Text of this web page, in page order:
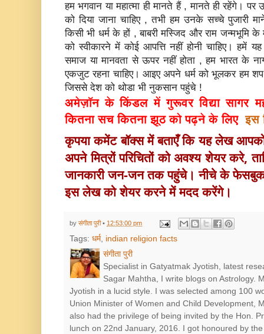
हम भगवान या महात्‍मा ही मानते हैं , मानते ही रहेंगे।
को दिया जाना चाहिए , तभी हम उनके सच्‍चे पुजारी
किसी भी धर्म के हों ,बाबरी मस्जिद और राम जन्‍मभूमि के
को स्‍वीकारने में कोई आपत्ति नहीं होनी चाहिए।हमें यह
समाज या मानवता से ऊपर नहीं होता ,हम भारत के
एकजुट रहना चाहिए। आइए अपने धर्म को भूलकर हम
जिससे देश को थोडा भी नुकसान पहुंचे !
अमेज़ॉन के किंडल में गुरूवरविद्या सागर
कितना सच कितना झूठ को पढ़ने के लिएइस
कृपया कमेंट बॉक्स में बताएँ कि यह लेख
अपने मित्रों परिचितों को अवश्य शेयर करे,
जानकारी जन-जन तक पहुंचे। नीचे के
इस लेख को शेयर करने में मदद करेंगे।
by संगीता पुरी• 12:53:00 pm
Tags: धर्म, indian religion facts
संगीता पुरी
Specialist in Gatyatmak Jyotish, latest
Sagar Mahtha, I write blogs on Astrology.
Jyotish in a lucid style. I was selected among 100
Union Minister of Women and Child Development,
also had the privilege of being invited by the Hon.
lunch on 22nd January, 2016. I got honoured by